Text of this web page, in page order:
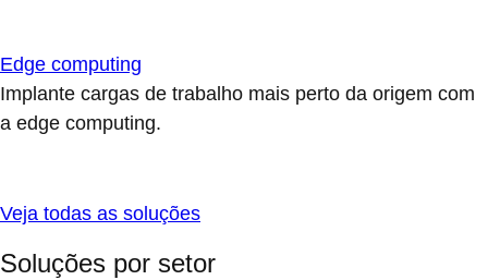
Edge computing
Implante cargas de trabalho mais perto da origem com
a edge computing.
Veja todas as soluções
Soluções por setor